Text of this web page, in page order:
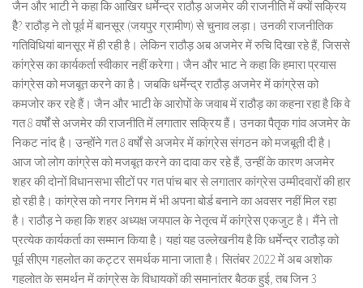
जैन और भाटी ने कहा कि आखिर धर्मेन्द्र राठौड़ अजमेर की राजनीति में क्यों सक्रिय
हैै? राठौड़ ने तो पूर्व में बानसूर (जयपुर ग्रामीण) से चुनाव लड़ा। उनकी राजनीतिक
गतिविधियां बानसूर में ही रही है। लेकिन राठौड़ अब अजमेर में रुचि दिखा रहे हैं, जिससे
कांग्रेस का कार्यकर्ता स्वीकार नहीं करेगा। जैन और भाट ने कहा कि हमारा प्रयास
कांग्रेस को मजबूत करने का है। जबकि धर्मेन्द्र राठौड़ अजमेर में कांग्रेस को
कमजोर कर रहे हैं। जैन और भाटी के आरोपों के जवाब में राठौड़ का कहना रहा है कि वे
गत 8 वर्षों से अजमेर की राजनीति में लगातार सक्रिय हैं। उनका पैतृक गांव अजमेर के
निकट नांद है। उन्होंने गत 8 वर्षों से अजमेर में कांग्रेस संगठन को मजबूती दी है।
आज जो लोग कांग्रेस को मजबूत करने का दावा कर रहे हैं, उन्हीं के कारण अजमेर
शहर की दोनों विधानसभा सीटों पर गत पांच बार से लगातार कांग्रेस उम्मीदवारों की हार
हो रही है। कांग्रेस को नगर निगम में भी अपना बोर्ड बनाने का अवसर नहीं मिल रहा
है। राठौड़ ने कहा कि शहर अध्यक्ष जयपाल के नेतृत्व में कांग्रेस एकजुट है। मैंने तो
प्रत्येक कार्यकर्ता का सम्मान किया है। यहां यह उल्लेखनीय है कि धर्मेन्द्र राठौड़ को
पूर्व सीएम गहलोत का कट्टर समर्थक माना जाता है। सितंबर 2022 में अब अशोक
गहलोत के समर्थन में कांग्रेस के विधायकों की समानांतर बैठक हुई, तब जिन 3